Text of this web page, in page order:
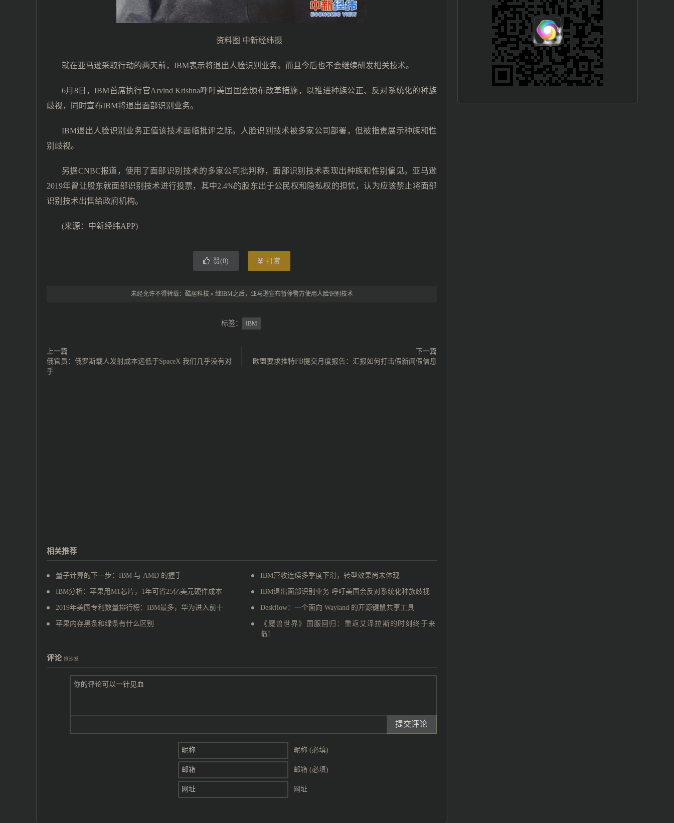
资料图 中新经纬摄
就在亚马逊采取行动的两天前，IBM表示将退出人脸识别业务。而且今后也不会继续研发相关技术。
6月8日，IBM首席执行官Arvind Krishna呼吁美国国会颁布改革措施，以推进种族公正、反对系统化的种族
歧视，同时宣布IBM将退出面部识别业务。
IBM退出人脸识别业务正值该技术面临批评之际。人脸识别技术被多家公司部署，但被指责展示种族和性
别歧视。
另据CNBC报道，使用了面部识别技术的多家公司批判称，面部识别技术表现出种族和性别偏见。亚马逊
2019年曾让股东就面部识别技术进行投票，其中2.4%的股东出于公民权和隐私权的担忧，认为应该禁止将面部
识别技术出售给政府机构。
(来源：中新经纬APP)
赞(0) 打赏
未经允许不得转载： 酷居科技 » 继IBM之后，亚马逊宣布暂停警方使用人脸识别技术
标签： IBM
上一篇
俄官员：俄罗斯载人发射成本远低于SpaceX 我们几乎没有对
手
下一篇
欧盟要求推特FB提交月度报告：汇报如何打击假新闻假信息
相关推荐
量子计算的下一步：IBM 与 AMD 的握手 IBM营收连续多季度下滑，转型效果尚未体现
IBM分析：苹果用M1芯片，1年可省25亿美元硬件成本 IBM退出面部识别业务 呼吁美国会反对系统化种族歧视
2019年美国专利数量排行榜：IBM最多，华为进入前十 Deskflow：一个面向 Wayland 的开源键鼠共享工具
苹果内存黑条和绿条有什么区别
《魔兽世界》国服回归：重返艾泽拉斯的时刻终于来
临！
评论 抢沙发
提交评论
昵称 (必填)
邮箱 (必填)
网址